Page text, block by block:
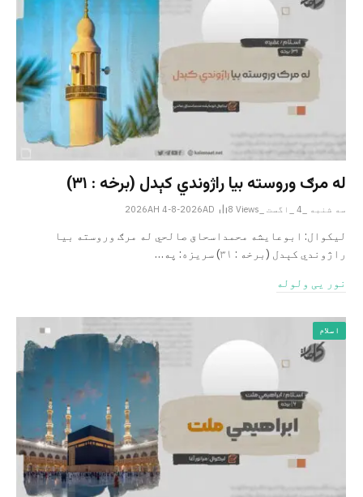
له مرګ وروسته بیا راژوندي کېدل (برخه : ۳۱)
سه شنبه _4 _اگست _2026AH 4-8-2026AD 8 Views
لیکوال: ابوعایشه محمداسحاق صالحي له مرګ وروسته بیا
راژوندي کېدل (برخه : ۳۱) سریزه: په…
نور یی ولوله
اسلام